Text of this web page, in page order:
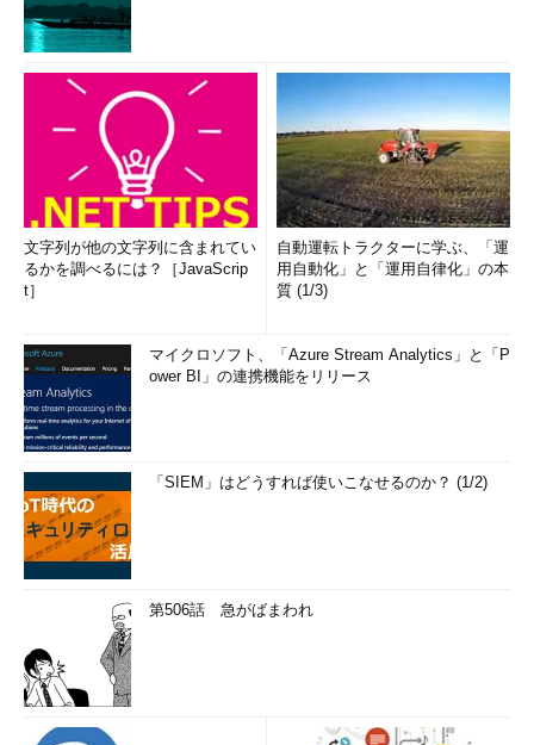
文字列が他の文字列に含まれてい
るかを調べるには？［JavaScrip
t］
自動運転トラクターに学ぶ、「運
用自動化」と「運用自律化」の本
質 (1/3)
マイクロソフト、「Azure Stream Analytics」と「P
ower BI」の連携機能をリリース
「SIEM」はどうすれば使いこなせるのか？ (1/2)
第506話 急がばまわれ